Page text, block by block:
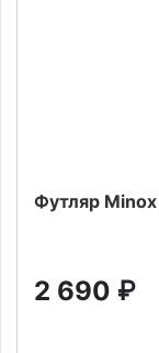
Футляр
2 690 ₽